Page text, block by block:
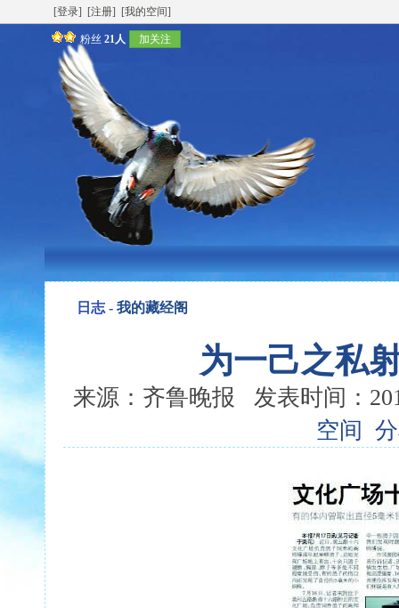
[登录] [注册] [我的空间]
粉丝 21人 加关注
日志 - 我的藏经阁
为一己之私
来源：齐鲁晚报 发表时间：
空间